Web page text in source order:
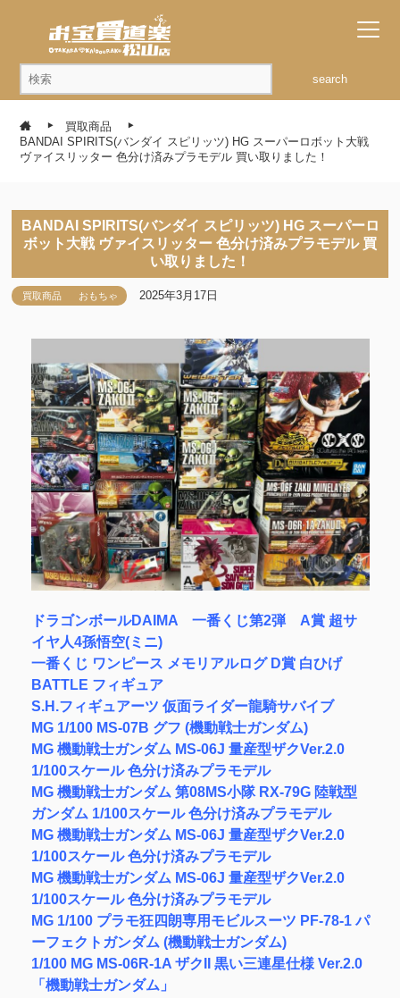
search
買取商品
BANDAI SPIRITS(バンダイ スピリッツ) HG スーパーロボット大戦
ヴァイスリッター 色分け済みプラモデル 買い取りました！
BANDAI SPIRITS(バンダイ スピリッツ) HG スーパーロ
ボット大戦 ヴァイスリッター 色分け済みプラモデル 買
い取りました！
買取商品 おもちゃ 2025年3月17日
ドラゴンボールDAIMA 一番くじ第2弾 A賞 超サ
イヤ人4孫悟空(ミニ)
一番くじ ワンピース メモリアルログ D賞 白ひげ
BATTLE フィギュア
S.H.フィギュアーツ 仮面ライダー龍騎サバイブ
MG 1/100 MS-07B グフ (機動戦士ガンダム)
MG 機動戦士ガンダム MS-06J 量産型ザクVer.2.0
1/100スケール 色分け済みプラモデル
MG 機動戦士ガンダム 第08MS小隊 RX-79G 陸戦型
ガンダム 1/100スケール 色分け済みプラモデル
MG 機動戦士ガンダム MS-06J 量産型ザクVer.2.0
1/100スケール 色分け済みプラモデル
MG 機動戦士ガンダム MS-06J 量産型ザクVer.2.0
1/100スケール 色分け済みプラモデル
MG 1/100 プラモ狂四朗専用モビルスーツ PF-78-1 パ
ーフェクトガンダム (機動戦士ガンダム)
1/100 MG MS-06R-1A ザクII 黒い三連星仕様 Ver.2.0
「機動戦士ガンダム」